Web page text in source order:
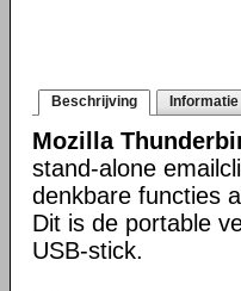
Beschrijving Informatie
Mozilla
stand-alone
denkbare functies
Dit is de portable
USB-stick.